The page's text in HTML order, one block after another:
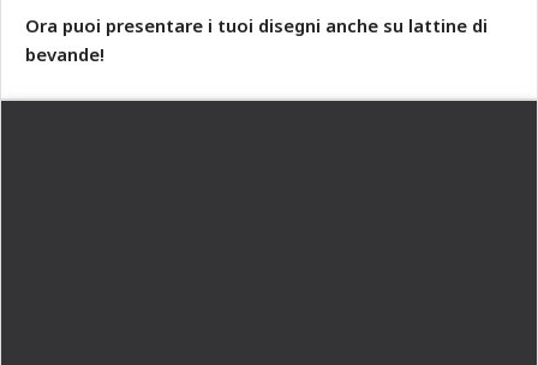
Ora puoi presentare i tuoi disegni anche su lattine di
bevande!